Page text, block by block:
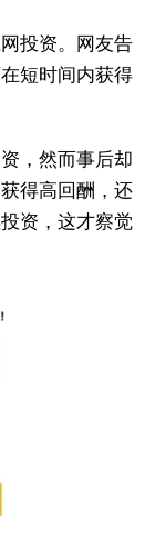
投资。网友告
短时间内获得
，然而事后却
得高回酬，还
资，这才察觉